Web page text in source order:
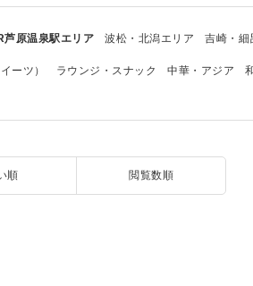
芦原温泉駅エリア 波松・北潟エリア 吉崎・細
ーツ） ラウンジ・スナック 中華・アジア
順 閲覧数順